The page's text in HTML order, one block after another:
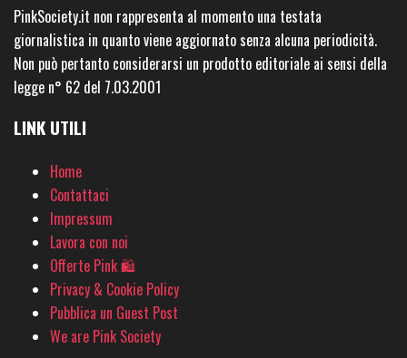
PinkSociety.it non rappresenta al momento una testata
giornalistica in quanto viene aggiornato senza alcuna periodicità.
Non può pertanto considerarsi un prodotto editoriale ai sensi della
legge n° 62 del 7.03.2001
LINK UTILI
Home
Contattaci
Impressum
Lavora con noi
Offerte Pink 🛍
Privacy & Cookie Policy
Pubblica un Guest Post
We are Pink Society